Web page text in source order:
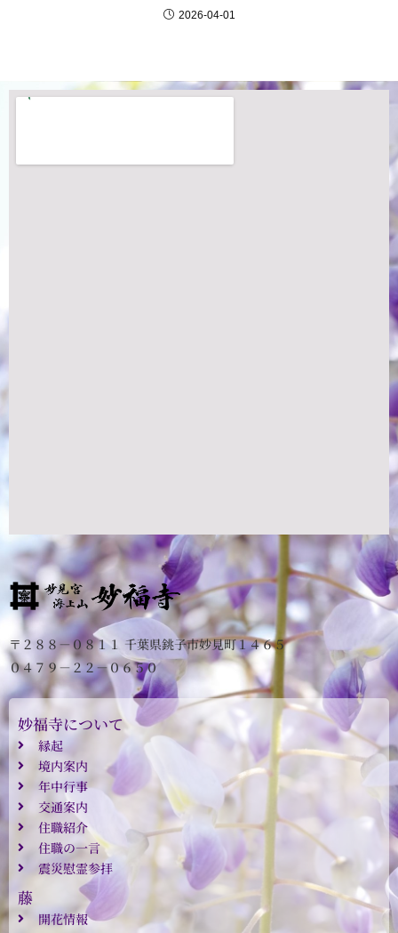
2026-04-01
〒２８８－０８１１ 千葉県銚子市妙見町１４６５
０４７９－２２－０６５０
妙福寺について
縁起
境内案内
年中行事
交通案内
住職紹介
住職の一言
震災慰霊参拝
藤
開花情報